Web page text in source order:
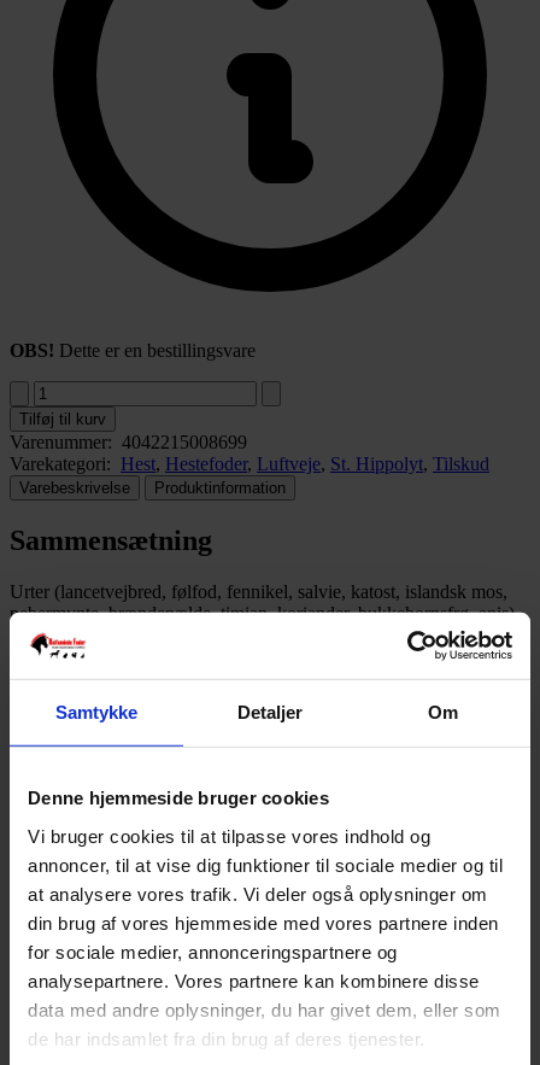
Samtykke Detaljer Om
Denne hjemmeside bruger cookies
Vi bruger cookies til at tilpasse vores indhold og
annoncer, til at vise dig funktioner til sociale medier og til
at analysere vores trafik. Vi deler også oplysninger om
din brug af vores hjemmeside med vores partnere inden
for sociale medier, annonceringspartnere og
analysepartnere. Vores partnere kan kombinere disse
data med andre oplysninger, du har givet dem, eller som
de har indsamlet fra din brug af deres tjenester.
OBS! Dette er en bestillingsvare
Tilføj til kurv
Varenummer: 4042215008699
Varekategori: Hest, Hestefoder, Luftveje, St. Hippolyt, Tilskud
Varebeskrivelse Produktinformation
Sammensætning
Urter (lancetvejbred, følfod, fennikel, salvie, katost, islandsk mos,
pebermynte, brændenælde, timian, koriander, bukkehornsfrø, anis)
50 %, snittet lucerne, malt, hvedeklid, havreskalklid, majskim,
esparsette*, kalciumcarbonat (marint og mineralsk), frugtfibre
(æbler, druer), roefibre, koldpressede olier (hørfrø, solsikke),
*økologisk
Deklaration
Råprotein 10 %
Råfibre 15 %
Råaske 13 %
Calcium 1.9 %
Fosfor 0.4 %
Magnesium 0.4 %
Natrium 0.6 %
Ernæringsfysiologiske tilsætningsstoffer / kg